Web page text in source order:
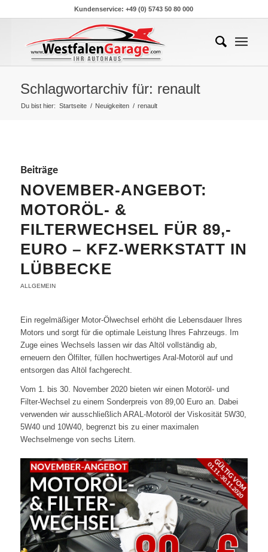
Kundenservice: +49 (0) 5743 50 80 000
Schlagwortarchiv für: renault
Du bist hier: Startseite / Neuigkeiten / renault
Beiträge
NOVEMBER-ANGEBOT:
MOTORÖL- &
FILTERWECHSEL FÜR 89,-
EURO – KFZ-WERKSTATT IN
LÜBBECKE
ALLGEMEIN
Ein regelmäßiger Motor-Ölwechsel erhöht die Lebensdauer Ihres
Motors und sorgt für die optimale Leistung Ihres Fahrzeugs. Im
Zuge eines Wechsels lassen wir das Altöl vollständig ab,
erneuern den Ölfilter, füllen hochwertiges Aral-Motoröl auf und
entsorgen das Altöl fachgerecht.
Vom 1. bis 30. November 2020 bieten wir einen Motoröl- und
Filter-Wechsel zu einem Sonderpreis von 89,00 Euro an. Dabei
verwenden wir ausschließlich ARAL-Motoröl der Viskosität 5W30,
5W40 und 10W40, begrenzt bis zu einer maximalen
Wechselmenge von sechs Litern.